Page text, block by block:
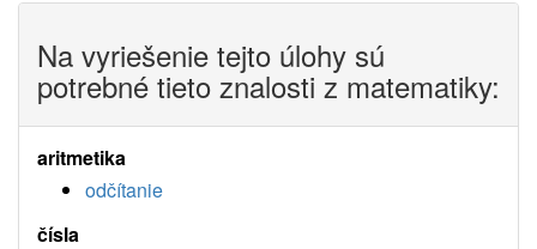
Na vyriešenie tejto úlohy sú
potrebné tieto znalosti z matematiky:
aritmetika
odčítanie
čísla